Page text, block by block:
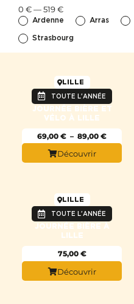
0 €—519 €
Ardenne Arras
Strasbourg
JOURNÉE BIÈRE ET
VÉLO À LILLE
LILLE
TOUTE L'ANNÉE
69,00€ – 89,00€
Découvrir
JOURNÉE BIÈRE À
LILLE
LILLE
TOUTE L'ANNÉE
75,00 €
Découvrir